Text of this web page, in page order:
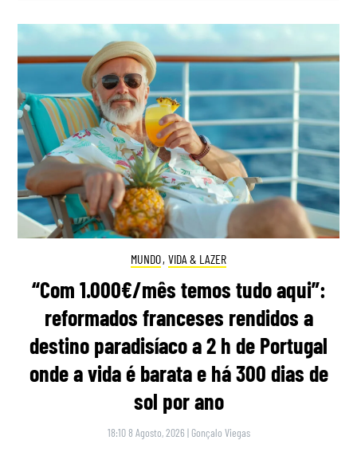
MUNDO, VIDA & LAZER
“Com 1.000€/mês temos tudo aqui”:
reformados franceses rendidos a
destino paradisíaco a 2 h de Portugal
onde a vida é barata e há 300 dias de
sol por ano
18:10 8 Agosto, 2026 | Gonçalo Viegas